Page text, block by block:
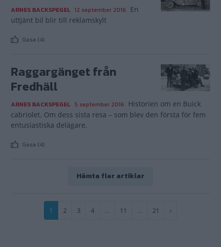
ARNES BACKSPEGEL 12 september 2016 En
uttjänt bil blir till reklamskylt
Gasa (4)
Raggargänget från
Fredhäll
ARNES BACKSPEGEL 5 september 2016 Historien om en Buick
cabriolet. Om dess sista resa – som blev den första för fem
entusiastiska delägare.
Gasa (4)
Hämta fler artiklar
Paginering
Nuvarande
1 Sida
2 Sida
3 Sida
4 … Sida
11 … Sida
21
Nästa
›